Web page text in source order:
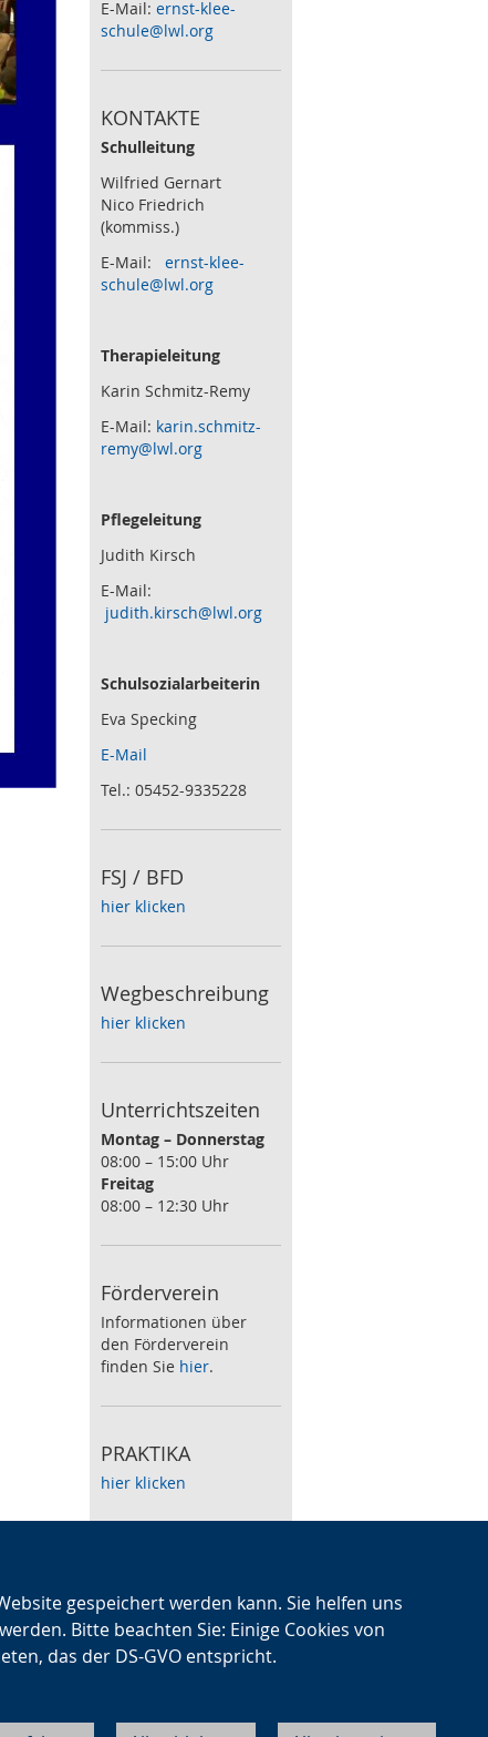
gespeichert werden kann. Sie helfen uns
Bitte beachten Sie: Einige Cookies von
das der DS-GVO entspricht.
E-Mail:ernst-klee-
schule@lwl.org
KONTAKTE
Schulleitung
Wilfried Gernart
Nico Friedrich
(kommiss.)
E-Mail:ernst-klee-
schule@lwl.org
Therapieleitung
Karin Schmitz-Remy
E-Mail: karin.schmitz-
remy@lwl.org
Pflegeleitung
Judith Kirsch
E-Mail:
judith.kirsch@lwl.org
Schulsozialarbeiterin
Eva Specking
E-Mail
Tel.: 05452-9335228
FSJ / BFD
hier klicken
Wegbeschreibung
hier klicken
Unterrichtszeiten
Montag – Donnerstag
08:00 – 15:00 Uhr
Freitag
08:00 – 12:30 Uhr
Förderverein
Informationen über
den Förderverein
finden Sie hier.
PRAKTIKA
hier klicken
Zum wöchentlichen
Speiseplan klicken Sie
hier.